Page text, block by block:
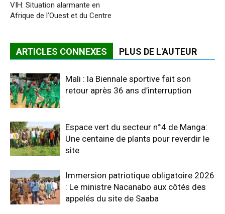
VIH: Situation alarmante en
Afrique de l’Ouest et du Centre
ARTICLES CONNEXES PLUS DE L'AUTEUR
Mali : la Biennale sportive fait son
retour après 36 ans d’interruption
Espace vert du secteur n°4 de Manga:
Une centaine de plants pour reverdir le
site
Immersion patriotique obligatoire 2026
: Le ministre Nacanabo aux côtés des
appelés du site de Saaba